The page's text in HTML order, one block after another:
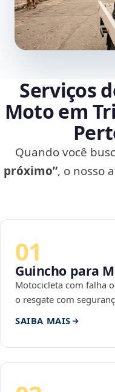
Serviços
Moto em
Quando você
próximo”, o nosso
01
Guincho para
Motocicleta com falha
o resgate com
SAIBA MAIS